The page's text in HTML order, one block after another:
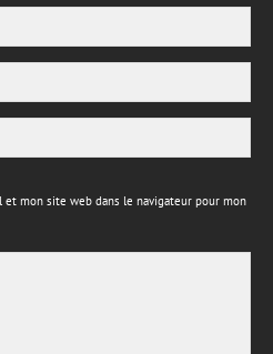
et mon site web dans le navigateur pour mon